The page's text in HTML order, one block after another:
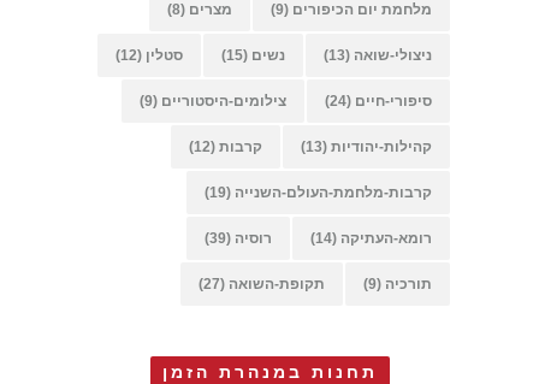
מלחמת יום הכיפורים (9) מצרים (8)
ניצולי-שואה (13) נשים (15) סטלין (12)
סיפורי-חיים (24) צילומים-היסטוריים (9)
קהילות-יהודיות (13) קרבות (12)
קרבות-מלחמת-העולם-השנייה (19)
רומא-העתיקה (14) רוסיה (39)
תורכיה (9) תקופת-השואה (27)
תחנות במנהרת הזמן